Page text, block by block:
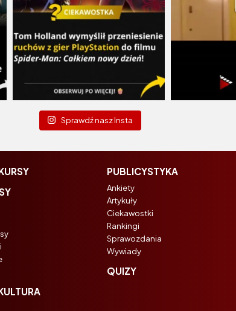
Sprawdź nasz Insta
PUBLICYSTYKA
Ankiety
Artykuły
Ciekawostki
Rankingi
Sprawozdania
Wywiady
QUIZY